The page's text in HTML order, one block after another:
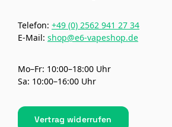
Telefon: +49 (0) 2562 941 27 34
E-Mail: shop@e6-vapeshop.de
Mo–Fr: 10:00–18:00 Uhr
Sa: 10:00–16:00 Uhr
Vertrag widerrufen